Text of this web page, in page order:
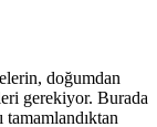
doğumdan
gerekiyor. Burada
tamamlandıktan